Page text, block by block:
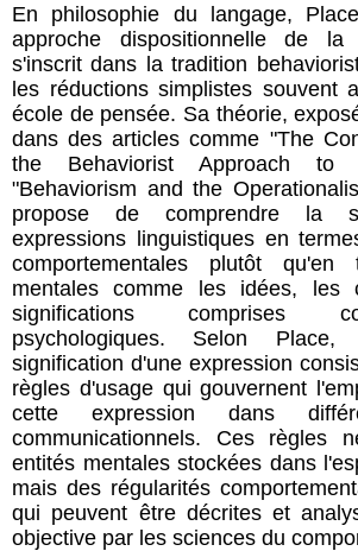
En philosophie du langage,
approche dispositionnelle de la
s'inscrit dans la tradition
les réductions simplistes souvent
école de pensée. Sa théorie,
dans des articles comme "The
the Behaviorist Approach to
"Behaviorism and the
propose de comprendre la
expressions linguistiques en
comportementales plutôt qu'en
mentales comme les idées, les
significations comprises
psychologiques. Selon Place,
signification d'une expression
règles d'usage qui gouvernent
cette expression dans
communicationnels. Ces règles
entités mentales stockées dans
mais des régularités
qui peuvent être décrites et
objective par les sciences du